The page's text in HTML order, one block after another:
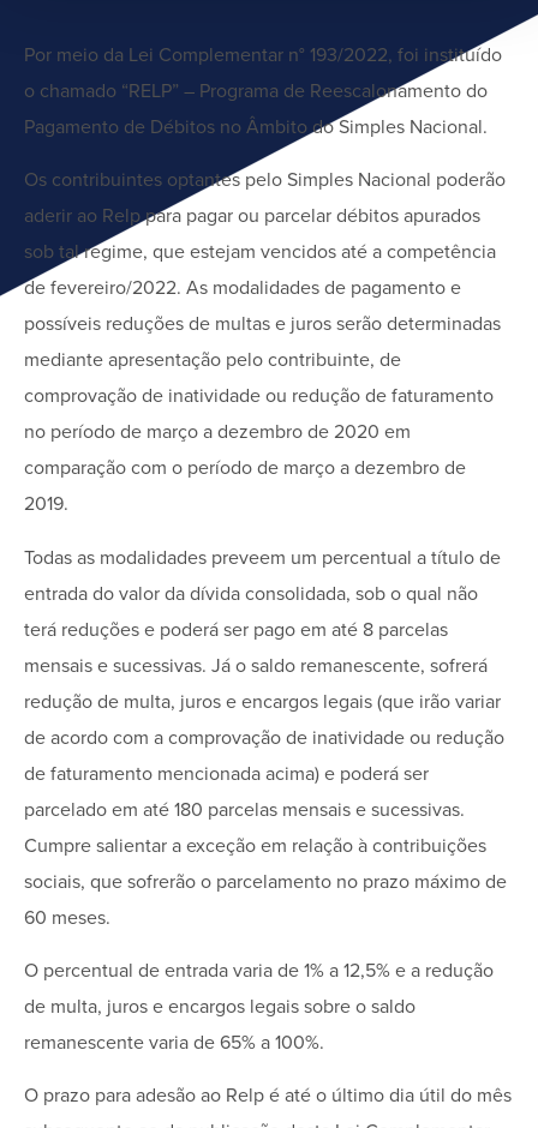
Por meio da Lei Complementar n° 193/2022, foi instituído
o chamado “RELP” – Programa de Reescalonamento do
Pagamento de Débitos no Âmbito do Simples Nacional.
Os contribuintes optantes pelo Simples Nacional poderão
aderir ao Relp para pagar ou parcelar débitos apurados
sob tal regime, que estejam vencidos até a competência
de fevereiro/2022. As modalidades de pagamento e
possíveis reduções de multas e juros serão determinadas
mediante apresentação pelo contribuinte, de
comprovação de inatividade ou redução de faturamento
no período de março a dezembro de 2020 em
comparação com o período de março a dezembro de
2019.
Todas as modalidades preveem um percentual a título de
entrada do valor da dívida consolidada, sob o qual não
terá reduções e poderá ser pago em até 8 parcelas
mensais e sucessivas. Já o saldo remanescente, sofrerá
redução de multa, juros e encargos legais (que irão variar
de acordo com a comprovação de inatividade ou redução
de faturamento mencionada acima) e poderá ser
parcelado em até 180 parcelas mensais e sucessivas.
Cumpre salientar a exceção em relação à contribuições
sociais, que sofrerão o parcelamento no prazo máximo de
60 meses.
O percentual de entrada varia de 1% a 12,5% e a redução
de multa, juros e encargos legais sobre o saldo
remanescente varia de 65% a 100%.
O prazo para adesão ao Relp é até o último dia útil do mês